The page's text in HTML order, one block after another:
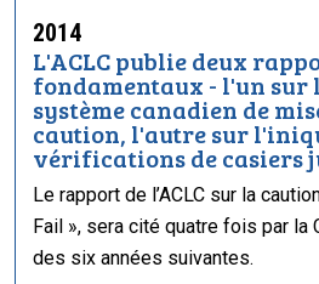
2014
L'ACLC publie deux
fondamentaux - l'un sur
système canadien de
caution, l'autre sur
vérifications de casiers
Le rapport de l’ACLC sur la
Fail », sera cité quatre fois par la
des six années suivantes.